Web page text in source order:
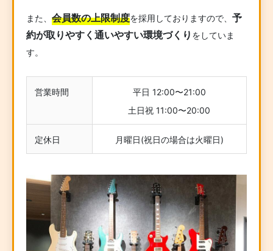
また、 会員数の上限制度を採用しておりますので、 予
約が取りやすく通いやすい環境づくり をしていま
す。
営業時間
平日 12:00〜21:00
土日祝 11:00〜20:00
定休日 月曜日(祝日の場合は火曜日)